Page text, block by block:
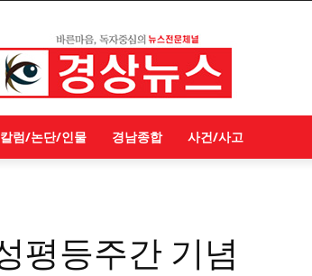
칼럼/논단/인물 경남종합 사건/사고
평등주간 기념